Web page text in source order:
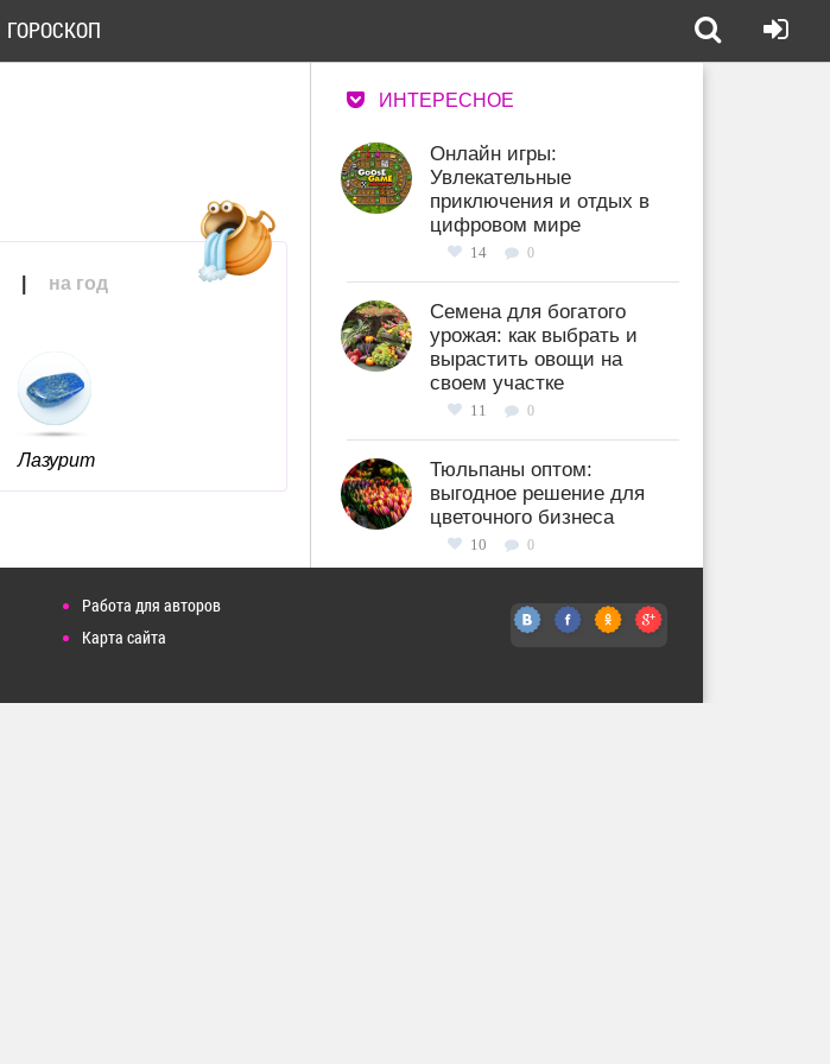
ГОРОСКОП
на год
Лазурит
ИНТЕРЕСНОЕ
Онлайн игры:
Увлекательные
приключения и отдых в
цифровом мире
14 0
Семена для богатого
урожая: как выбрать и
вырастить овощи на
своем участке
11 0
Тюльпаны оптом:
выгодное решение для
цветочного бизнеса
10 0
Куда пойти вечером в
Ессентуках? ТОП мест
6 0
Работа для авторов
Карта сайта